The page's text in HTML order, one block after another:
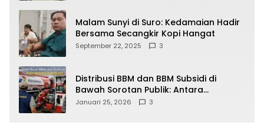
Malam Sunyi di Suro: Kedamaian Hadir
Bersama Secangkir Kopi Hangat
September 22, 2025 3
Distribusi BBM dan BBM Subsidi di
Bawah Sorotan Publik: Antara
Kepentingan Negara, Hak Konsumen,
Januari 25, 2026 3